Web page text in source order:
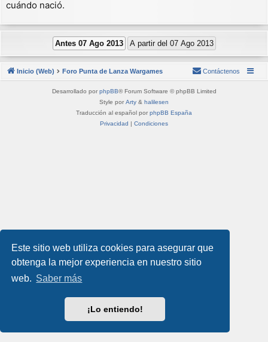
Este sitio web utiliza cookies para asegurar que
obtenga la mejor experiencia en nuestro sitio
web. Saber más
¡Lo entiendo!
cuándo nació.
Inicio (Web) Foro Punta de Lanza Wargames Contáctenos
Desarrollado por phpBB® Forum Software © phpBB Limited
Style por Arty & halilesen
Traducción al español por phpBB España
Privacidad | Condiciones